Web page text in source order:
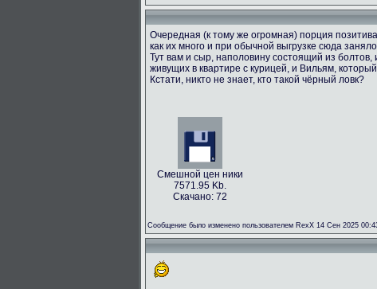
Очередная (к тому же огромная) порция
как их много и при обычной выгрузке сюда
Тут вам и сыр, наполовину состоящий из
живущих в квартире с курицей, и Вильям,
Кстати, никто не знает, кто такой чёрный ловк?
Смешной цен ники
7571.95 Kb.
Скачано: 72
Сообщение было изменено пользователем RexX 14 Сен 2025